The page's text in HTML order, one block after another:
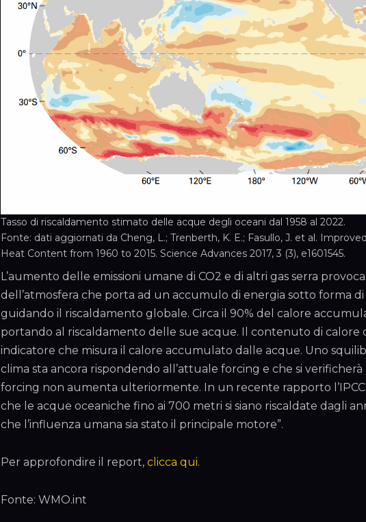
Tasso di riscaldamento stimato delle acque degli oceani dal 1958 al 2022.
Fonte: dati aggiornati da Cheng, L.; Trenberth, K. E.; Fasullo, J. et al.
Heat Content from 1960 to 2015. Science Advances 2017, 3 (3), e1601545.
L’aumento delle emissioni umane di CO2 e di altri gas serra
dell’atmosfera che porta ad un accumulo di energia sotto forma
guidando il riscaldamento globale. Circa il 90% del calore
portando al riscaldamento delle sue acque. Il contenuto di calore
indicatore che misura il calore accumulato dalle acque. Uno
clima sta ancora rispondendo all’attuale forcing e che si
forcing non aumenta ulteriormente. In un recente rapporto
che le acque oceaniche fino ai 700 metri si siano riscaldate dagli
che l’influenza umana sia stato il principale motore”.
Per approfondire il report, clicca qui.
Fonte: WMO.int